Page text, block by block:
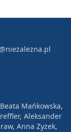
Mańkowska,
Aleksander
Anna Zyzek,